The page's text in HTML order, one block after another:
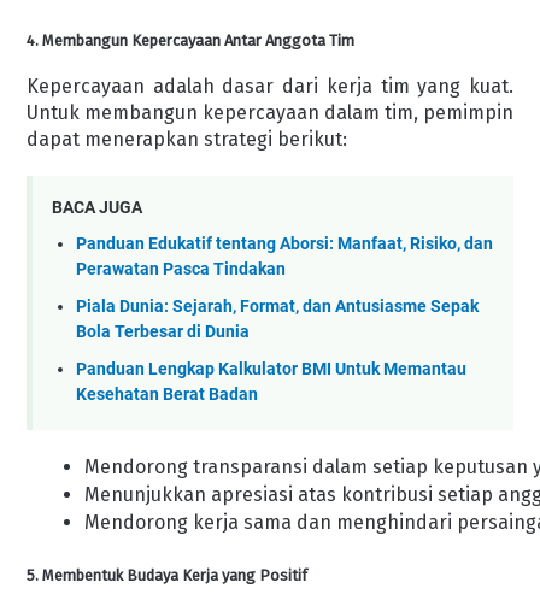
4. Membangun Kepercayaan Antar Anggota Tim
Kepercayaan adalah dasar dari kerja tim yang kuat.
Untuk membangun kepercayaan dalam tim, pemimpin
dapat menerapkan strategi berikut:
BACA JUGA
Panduan Edukatif tentang Aborsi: Manfaat, Risiko, dan
Perawatan Pasca Tindakan
Piala Dunia: Sejarah, Format, dan Antusiasme Sepak
Bola Terbesar di Dunia
Panduan Lengkap Kalkulator BMI Untuk Memantau
Kesehatan Berat Badan
Mendorong transparansi dalam setiap keputusan
Menunjukkan apresiasi atas kontribusi setiap
Mendorong kerja sama dan menghindari
5. Membentuk Budaya Kerja yang Positif